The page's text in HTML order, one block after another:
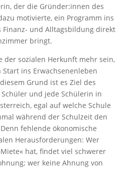
der die Gründer:innen des
motivierte, ein Programm ins
Finanz- und Alltagsbildung direkt
bringt.
der sozialen Herkunft mehr sein,
ins Erwachsenenleben
Grund ist es Ziel des
Schüler und jede Schülerin in
egal auf welche Schule
während der Schulzeit den
fehlende ökonomische
Herausforderungen: Wer
hat, findet viel schwerer
wer keine Ahnung von